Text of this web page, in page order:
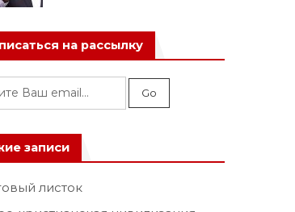
на рассылку
записи
листок